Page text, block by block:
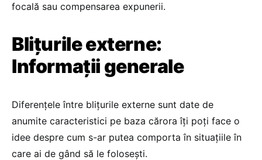
focală sau compensarea expunerii.
Blițurile externe:
Informații generale
Diferențele între blițurile externe sunt date de
anumite caracteristici pe baza cărora îți poți face o
idee despre cum s-ar putea comporta în situațiile în
care ai de gând să le folosești.